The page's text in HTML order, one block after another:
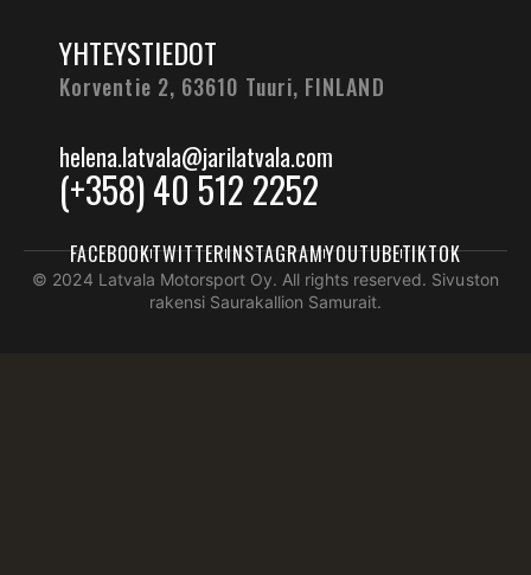
YHTEYSTIEDOT
Korventie 2, 63610 Tuuri, FINLAND
helena.latvala@jarilatvala.com
(+358) 40 512 2252
© 2024 Latvala Motorsport Oy. All rights reserved. Sivuston
rakensi Saurakallion Samurait.
FACEBOOKTWITTERINSTAGRAMYOUTUBETIKTOK